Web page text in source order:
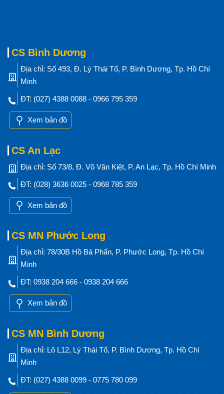
CS Bình Dương
Địa chỉ: Số 493, Đ. Lý Thái Tổ, P. Bình Dương, Tp. Hồ Chí
Minh
ĐT: (027) 4388 0088 - 0966 795 359
Xem bản đồ
CS An Lạc
Địa chỉ: Số 73/8, Đ. Võ Văn Kiệt, P. An Lạc, Tp. Hồ Chí Minh
ĐT: (028) 3636 0025 - 0968 785 359
Xem bản đồ
CS MN Phước Long
Địa chỉ: 78/30B Hồ Bá Phấn, P. Phước Long, Tp. Hồ Chí
Minh
ĐT: 0938 204 666 - 0938 204 666
Xem bản đồ
CS MN Bình Dương
Địa chỉ: Lô L12, Lý Thái Tổ, P. Bình Dương, Tp. Hồ Chí
Minh
ĐT: (027) 4388 0099 - 0775 780 099